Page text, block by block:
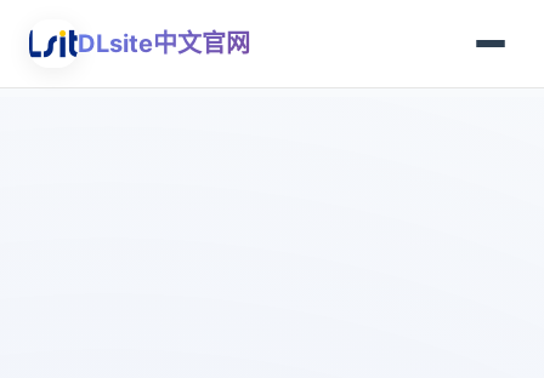
DLsite中文官网